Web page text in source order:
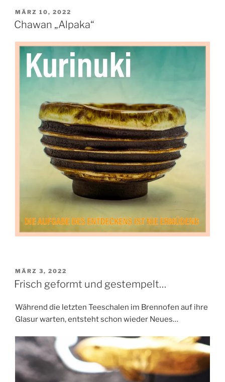
VERÖFFENTLICHT
AM
MÄRZ 10, 2022
Chawan „Alpaka“
VERÖFFENTLICHT
AM
MÄRZ 3, 2022
Frisch geformt und gestempelt…
Während die letzten Teeschalen im Brennofen auf ihre
Glasur warten, entsteht schon wieder Neues…